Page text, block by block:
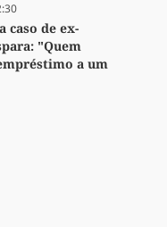
caso de ex-
"Quem
a um